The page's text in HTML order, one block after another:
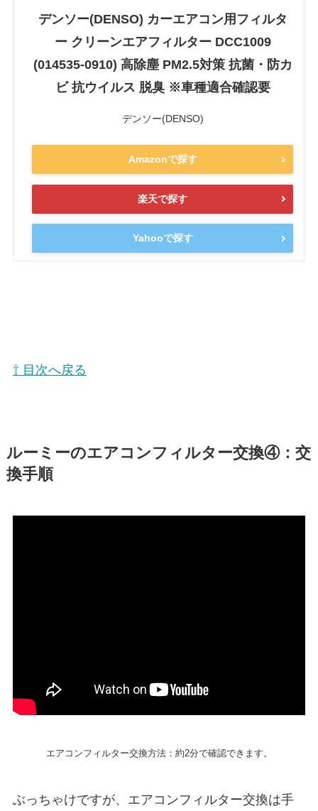
デンソー(DENSO) カーエアコン用フィルタ
ー クリーンエアフィルター DCC1009
(014535-0910) 高除塵 PM2.5対策 抗菌・防カ
ビ 抗ウイルス 脱臭 ※車種適合確認要
デンソー(DENSO)
Amazonで探す
楽天で探す
Yahooで探す
⇧ 目次へ戻る
ルーミーのエアコンフィルター交換④：交
換手順
エアコンフィルター交換方法：約2分で確認できます。
ぶっちゃけですが、エアコンフィルター交換は手